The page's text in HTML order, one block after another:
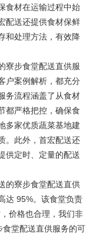
食材在运输过程中始
配送还提供食材保鲜
和处理方法，有效降
寮步食堂配送直供服
户案例解析，都充分
务流程涵盖了从食材
都严格把控，确保食
多家优质蔬菜基地建
。此外，首宏配送还
供定时、定量的配送
的寮步食堂配送直供
达 95%。该食堂负责
价格也合理，我们非
食堂配送直供服务的可